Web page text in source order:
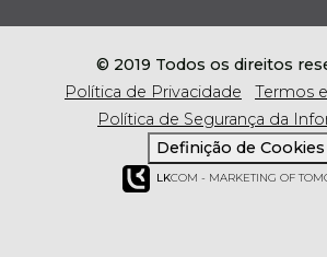
© 2019 Todos os direitos
Política de Privacidade
Termos
Política de Segurança da
Definição de Cookies
LKCOM - MARKETING OF